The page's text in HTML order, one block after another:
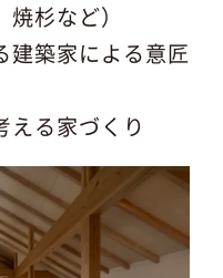
杉など）
建築家による意匠
える家づくり